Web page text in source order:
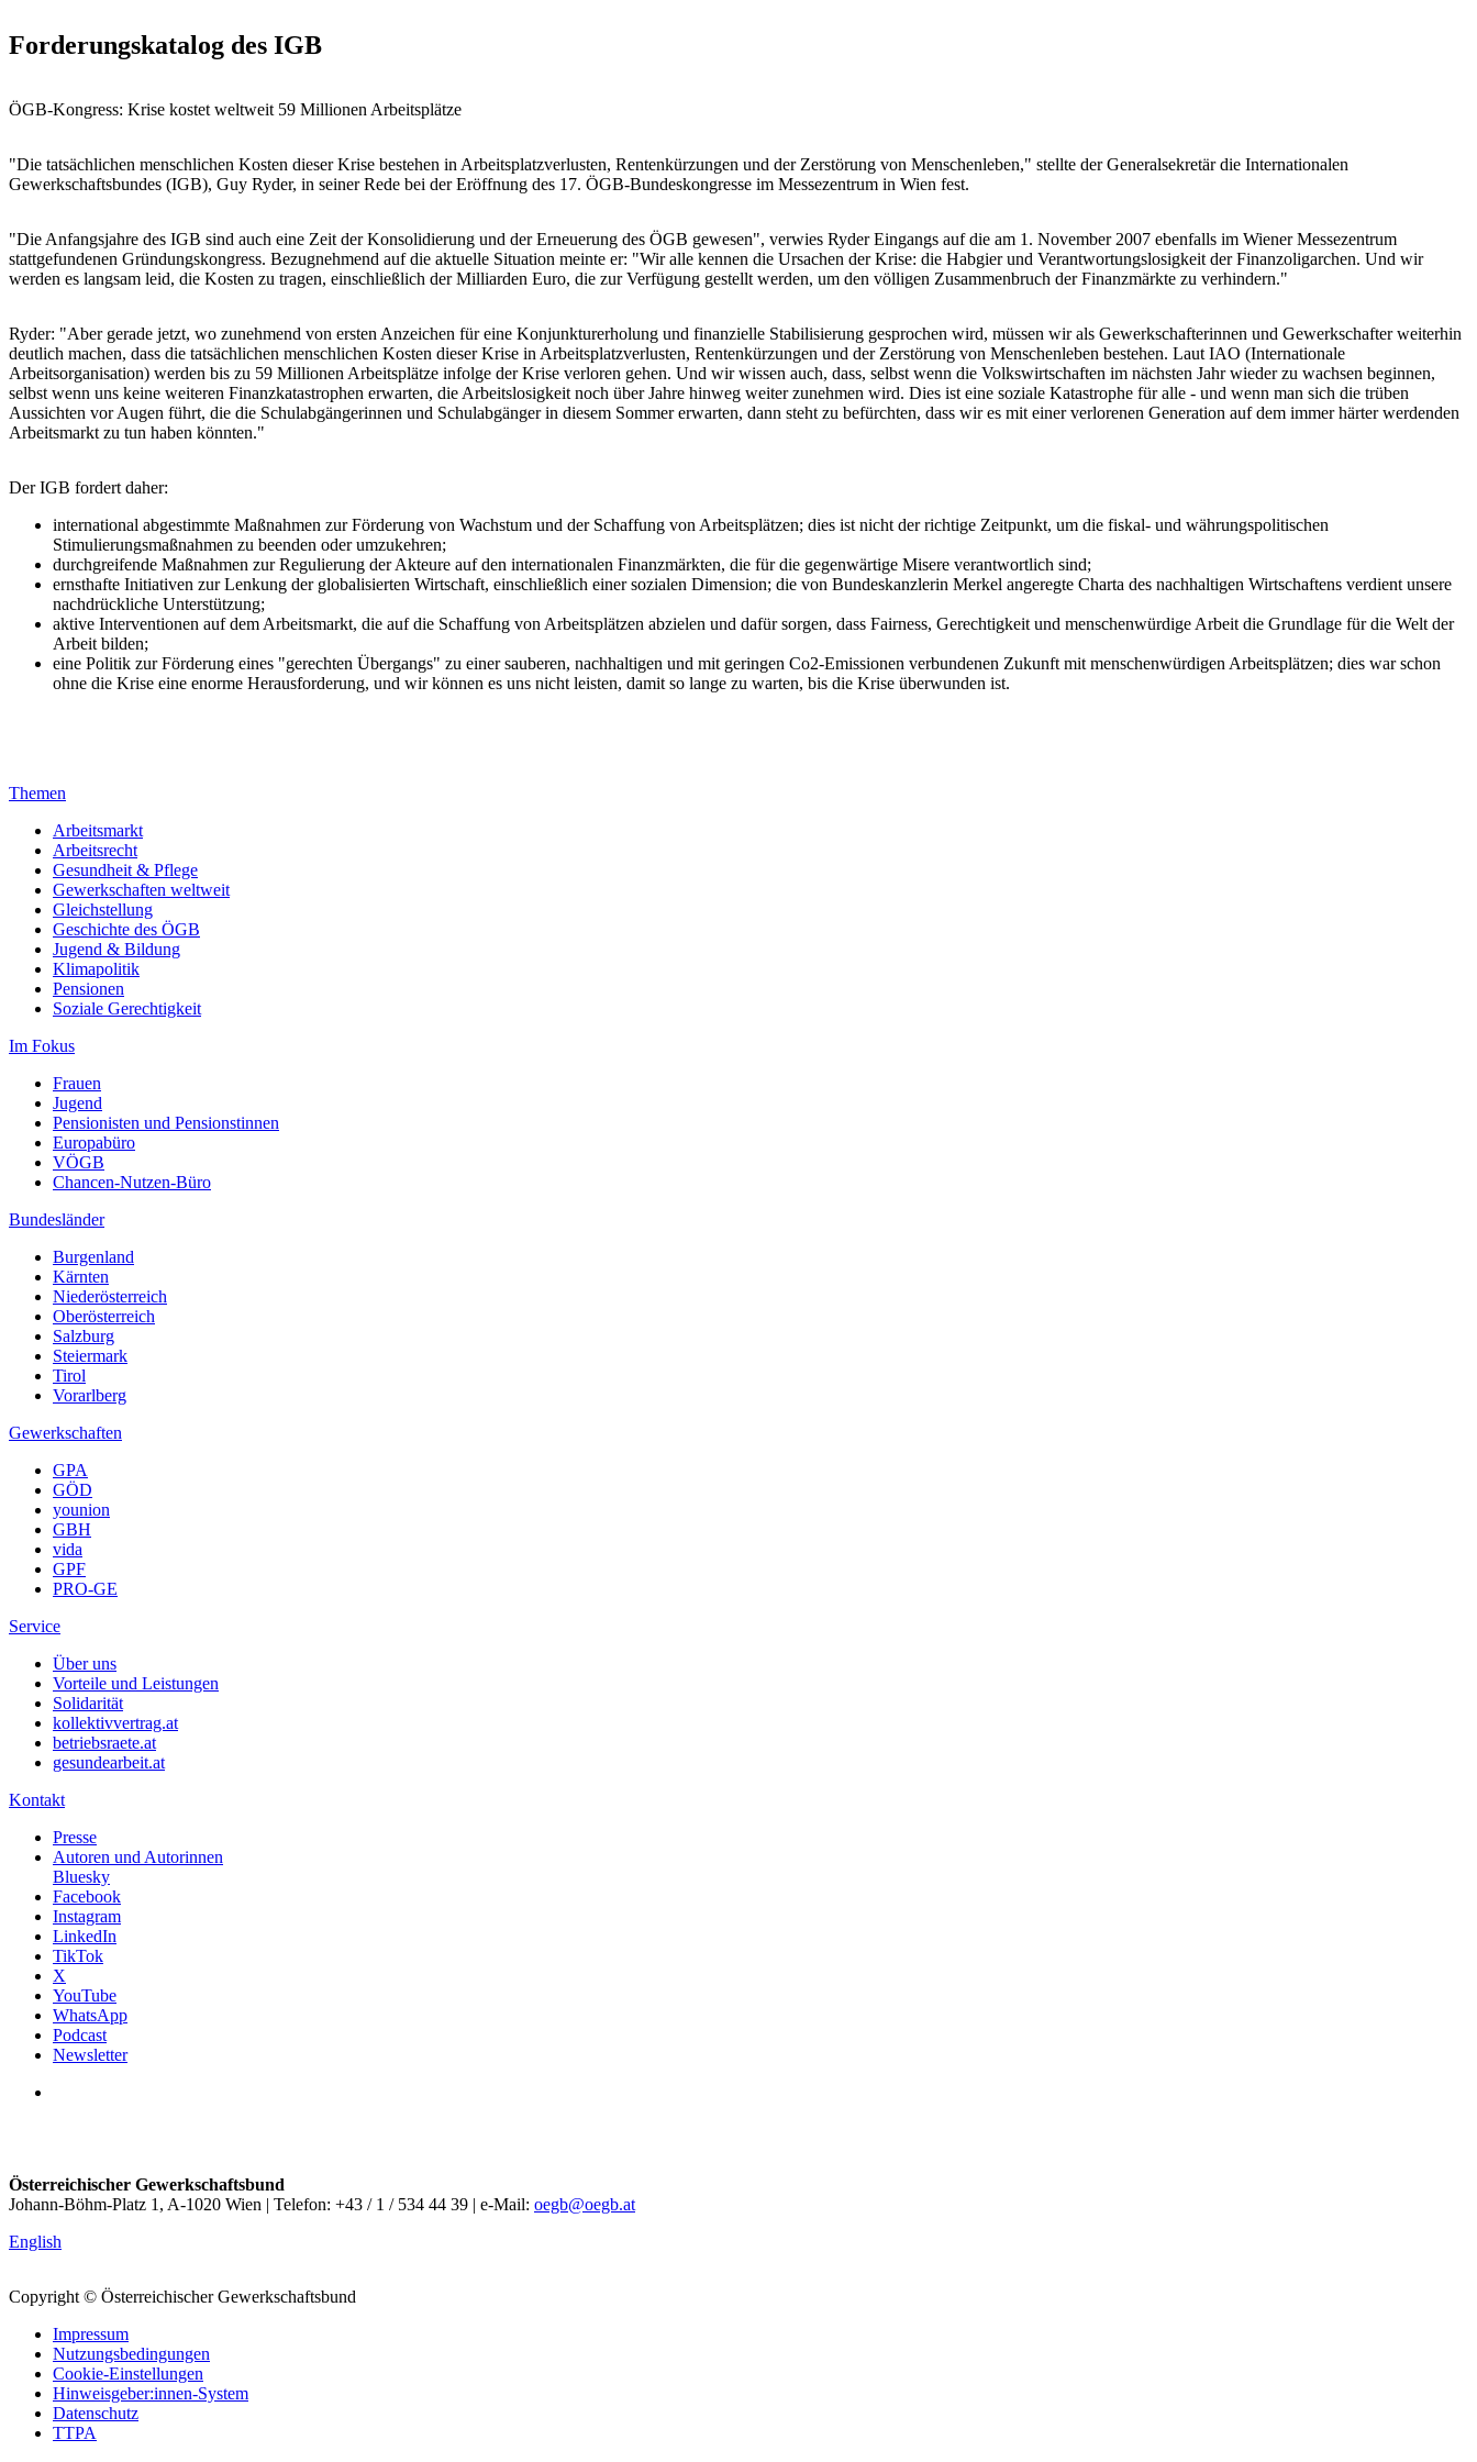
Forderungskatalog des IGB
ÖGB-Kongress: Krise kostet weltweit 59 Millionen Arbeitsplätze
"Die tatsächlichen menschlichen Kosten dieser Krise bestehen in Arbeitsplatzverlusten, Rentenkürzungen und der Zerstörung von Menschenleben," stellte der Generalsekretär die Internationalen
Gewerkschaftsbundes (IGB), Guy Ryder, in seiner Rede bei der Eröffnung des 17. ÖGB-Bundeskongresse im Messezentrum in Wien fest.
"Die Anfangsjahre des IGB sind auch eine Zeit der Konsolidierung und der Erneuerung des ÖGB gewesen", verwies Ryder Eingangs auf die am 1. November 2007 ebenfalls im Wiener Messezentrum
stattgefundenen Gründungskongress. Bezugnehmend auf die aktuelle Situation meinte er: "Wir alle kennen die Ursachen der Krise: die Habgier und Verantwortungslosigkeit der Finanzoligarchen. Und wir
werden es langsam leid, die Kosten zu tragen, einschließlich der Milliarden Euro, die zur Verfügung gestellt werden, um den völligen Zusammenbruch der Finanzmärkte zu verhindern."
Ryder: "Aber gerade jetzt, wo zunehmend von ersten Anzeichen für eine Konjunkturerholung und finanzielle Stabilisierung gesprochen wird, müssen wir als Gewerkschafterinnen und Gewerkschafter weiterhin
deutlich machen, dass die tatsächlichen menschlichen Kosten dieser Krise in Arbeitsplatzverlusten, Rentenkürzungen und der Zerstörung von Menschenleben bestehen. Laut IAO (Internationale
Arbeitsorganisation) werden bis zu 59 Millionen Arbeitsplätze infolge der Krise verloren gehen. Und wir wissen auch, dass, selbst wenn die Volkswirtschaften im nächsten Jahr wieder zu wachsen beginnen,
selbst wenn uns keine weiteren Finanzkatastrophen erwarten, die Arbeitslosigkeit noch über Jahre hinweg weiter zunehmen wird. Dies ist eine soziale Katastrophe für alle - und wenn man sich die trüben
Aussichten vor Augen führt, die die Schulabgängerinnen und Schulabgänger in diesem Sommer erwarten, dann steht zu befürchten, dass wir es mit einer verlorenen Generation auf dem immer härter werdenden
Arbeitsmarkt zu tun haben könnten."
Der IGB fordert daher:
international abgestimmte Maßnahmen zur Förderung von Wachstum und der Schaffung von Arbeitsplätzen; dies ist nicht der richtige Zeitpunkt, um die fiskal- und währungspolitischen
Stimulierungsmaßnahmen zu beenden oder umzukehren;
durchgreifende Maßnahmen zur Regulierung der Akteure auf den internationalen Finanzmärkten, die für die gegenwärtige Misere verantwortlich sind;
ernsthafte Initiativen zur Lenkung der globalisierten Wirtschaft, einschließlich einer sozialen Dimension; die von Bundeskanzlerin Merkel angeregte Charta des nachhaltigen Wirtschaftens verdient unsere
nachdrückliche Unterstützung;
aktive Interventionen auf dem Arbeitsmarkt, die auf die Schaffung von Arbeitsplätzen abzielen und dafür sorgen, dass Fairness, Gerechtigkeit und menschenwürdige Arbeit die Grundlage für die Welt der
Arbeit bilden;
eine Politik zur Förderung eines "gerechten Übergangs" zu einer sauberen, nachhaltigen und mit geringen Co2-Emissionen verbundenen Zukunft mit menschenwürdigen Arbeitsplätzen; dies war schon
ohne die Krise eine enorme Herausforderung, und wir können es uns nicht leisten, damit so lange zu warten, bis die Krise überwunden ist.
Themen
Arbeitsmarkt
Arbeitsrecht
Gesundheit & Pflege
Gewerkschaften weltweit
Gleichstellung
Geschichte des ÖGB
Jugend & Bildung
Klimapolitik
Pensionen
Soziale Gerechtigkeit
Im Fokus
Frauen
Jugend
Pensionisten und Pensionstinnen
Europabüro
VÖGB
Chancen-Nutzen-Büro
Bundesländer
Burgenland
Kärnten
Niederösterreich
Oberösterreich
Salzburg
Steiermark
Tirol
Vorarlberg
Gewerkschaften
GPA
GÖD
younion
GBH
vida
GPF
PRO-GE
Service
Über uns
Vorteile und Leistungen
Solidarität
kollektivvertrag.at
betriebsraete.at
gesundearbeit.at
Kontakt
Presse
Autoren und Autorinnen
Bluesky
Facebook
Instagram
LinkedIn
TikTok
X
YouTube
WhatsApp
Podcast
Newsletter
Österreichischer Gewerkschaftsbund
Johann-Böhm-Platz 1, A-1020 Wien | Telefon: +43 / 1 / 534 44 39 | e-Mail: oegb@oegb.at
English
Copyright © Österreichischer Gewerkschaftsbund
Impressum
Nutzungsbedingungen
Cookie-Einstellungen
Hinweisgeber:innen-System
Datenschutz
TTPA